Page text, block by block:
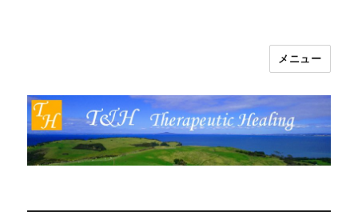
T&H Therapeutic Healing
メニュー